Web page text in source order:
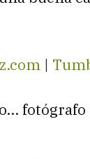
|
fotógrafo